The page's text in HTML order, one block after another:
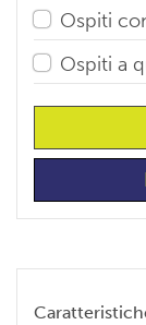
Ospiti
Ospiti a